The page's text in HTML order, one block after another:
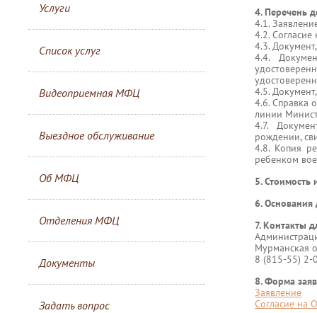
Услуги
Список услуг
Видеоприемная МФЦ
Выездное обслуживание
Об МФЦ
Отделения МФЦ
Документы
Задать вопрос
4. Перечень
4.1.
4.2.
4.3.
4.4.
4.5.
4.6. Справка
линии
4.7.
рождении,
4.8. Копия
ребенком
5.
6. Основания
7. Контакты
Мурманская
8 (815-55) 2-
8. Форма
Заявление
Согласие на